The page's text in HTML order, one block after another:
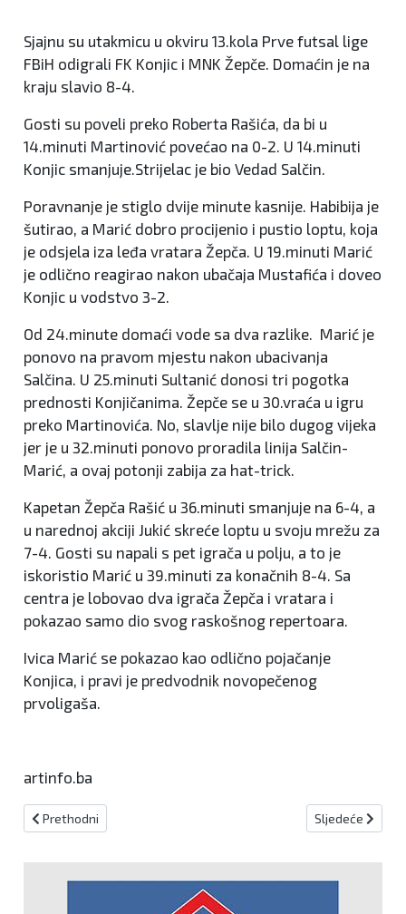
Sjajnu su utakmicu u okviru 13.kola Prve futsal lige
FBiH odigrali FK Konjic i MNK Žepče. Domaćin je na
kraju slavio 8-4.
Gosti su poveli preko Roberta Rašića, da bi u
14.minuti Martinović povećao na 0-2. U 14.minuti
Konjic smanjuje.Strijelac je bio Vedad Salčin.
Poravnanje je stiglo dvije minute kasnije. Habibija je
šutirao, a Marić dobro procijenio i pustio loptu, koja
je odsjela iza leđa vratara Žepča. U 19.minuti Marić
je odlično reagirao nakon ubačaja Mustafića i doveo
Konjic u vodstvo 3-2.
Od 24.minute domaći vode sa dva razlike. Marić je
ponovo na pravom mjestu nakon ubacivanja
Salčina. U 25.minuti Sultanić donosi tri pogotka
prednosti Konjičanima. Žepče se u 30.vraća u igru
preko Martinovića. No, slavlje nije bilo dugog vijeka
jer je u 32.minuti ponovo proradila linija Salčin-
Marić, a ovaj potonji zabija za hat-trick.
Kapetan Žepča Rašić u 36.minuti smanjuje na 6-4, a
u narednoj akciji Jukić skreće loptu u svoju mrežu za
7-4. Gosti su napali s pet igrača u polju, a to je
iskoristio Marić u 39.minuti za konačnih 8-4. Sa
centra je lobovao dva igrača Žepča i vratara i
pokazao samo dio svog raskošnog repertoara.
Ivica Marić se pokazao kao odlično pojačanje
Konjica, i pravi je predvodnik novopečenog
prvoligaša.
artinfo.ba
Prethodni članak: Članica TK "Fojnica" druga na jakom turniru,
Prethodni Sljedeći članak:
Sljedeće